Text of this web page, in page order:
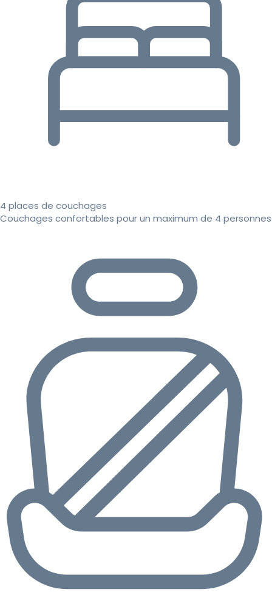
4 places de couchages
Couchages confortables pour un maximum de 4 personnes